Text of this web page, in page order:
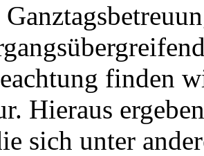
finden
Hieraus
sich unter